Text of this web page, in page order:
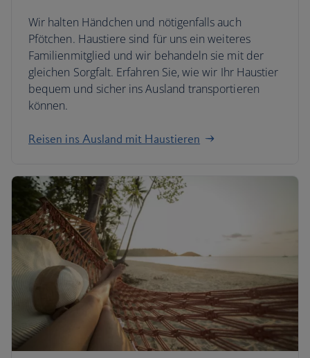
Wir halten Händchen und nötigenfalls auch
Pfötchen. Haustiere sind für uns ein weiteres
Familienmitglied und wir behandeln sie mit der
gleichen Sorgfalt. Erfahren Sie, wie wir Ihr Haustier
bequem und sicher ins Ausland transportieren
können.
Reisen ins Ausland mit Haustieren